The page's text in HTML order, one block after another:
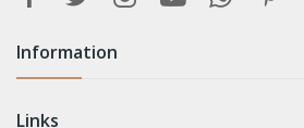
Information
Links